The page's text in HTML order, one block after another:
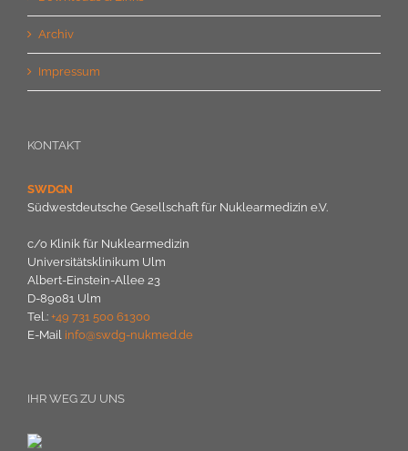
Archiv
Impressum
KONTAKT
SWDGN
Südwestdeutsche Gesellschaft für Nuklearmedizin e.V.
c/o Klinik für Nuklearmedizin
Universitätsklinikum Ulm
Albert-Einstein-Allee 23
D-89081 Ulm
Tel.: +49 731 500 61300
E-Mail info@swdg-nukmed.de
IHR WEG ZU UNS